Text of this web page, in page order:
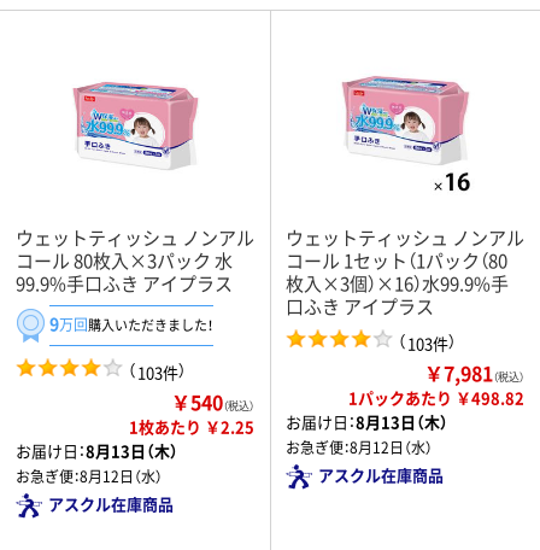
ウェットティッシュ ノンアル
コール 80枚入×3パック 水
99.9%手口ふき アイプラス
9万回購入いただきました！
（103件）
￥540（税込）
1枚あたり ￥2.25
お届け日：8月13日（木）
お急ぎ便：8月12日（水）
アスクル在庫商品
ウェットティッシュ ノンアル
コール 1セット（1パック（80
枚入×3個）×16）水99.9%手
口ふき アイプラス
（103件）
￥7,981（税込）
1パックあたり ￥498.82
お届け日：8月13日（木）
お急ぎ便：8月12日（水）
アスクル在庫商品